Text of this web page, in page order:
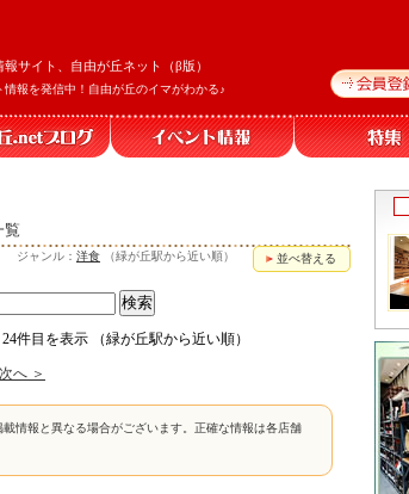
サイト、自由が丘ネット（β版）
報を発信中！自由が丘のイマがわかる♪
覧
並べ替える
ジャンル： 洋食 （緑が丘駅から近い順）
件目を表示 （緑が丘駅から近い順）
次へ ＞
情報と異なる場合がございます。正確な情報は各店舗